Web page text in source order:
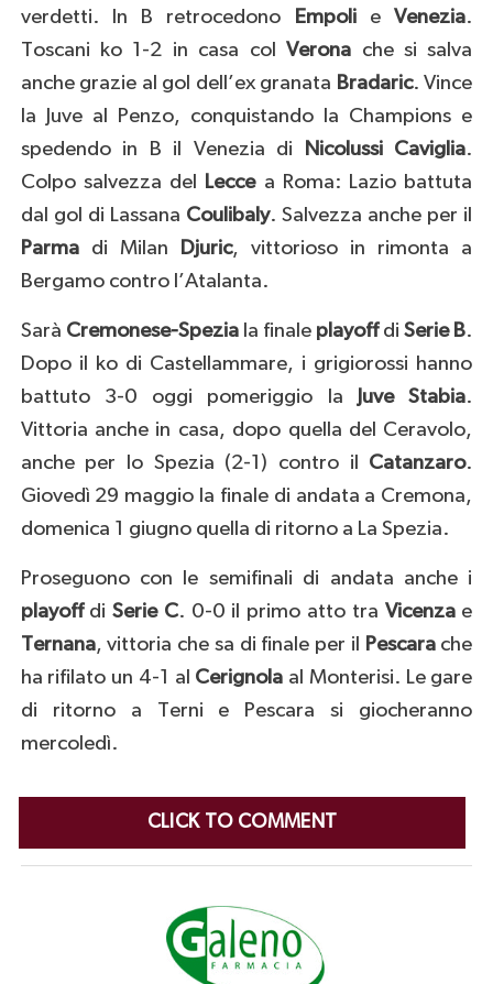
verdetti. In B retrocedono
EmpolieVenezia.
Toscani ko 1-2 in casa colVerona che si salva
anche grazie al gol dell’ex granata Bradaric. Vince
la Juve al Penzo, conquistando la Champions e
spedendo in B il Venezia di
Nicolussi Caviglia.
Colpo salvezza del
Leccea Roma: Lazio battuta
dal gol di Lassana Coulibaly. Salvezza anche per il
Parmadi Milan Djuric, vittorioso in rimonta a
Bergamo contro l’Atalanta.
Sarà Cremonese-Speziala finale playoffdiSerie B.
Dopo il ko di Castellammare, i grigiorossi hanno
battuto 3-0 oggi pomeriggio la
Juve Stabia.
Vittoria anche in casa, dopo quella del Ceravolo,
anche per lo Spezia (2-1) contro il Catanzaro.
Giovedì 29 maggio la finale di andata a Cremona,
domenica 1 giugno quella di ritorno a La Spezia.
Proseguono con le semifinali di andata anche i
playoffdiSerie C. 0-0 il primo atto tra Vicenzae
Ternana, vittoria che sa di finale per il Pescarache
ha rifilato un 4-1 al Cerignola al Monterisi. Le gare
di ritorno a Terni e Pescara si giocheranno
mercoledì.
CLICK TO COMMENT